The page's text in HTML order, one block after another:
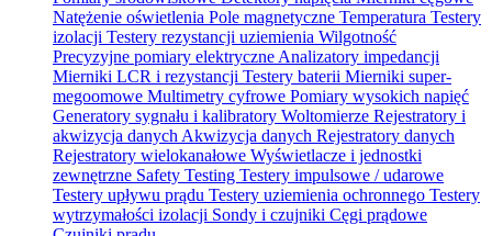
Natężenie oświetlenia Pole magnetyczne Temperatura Testery
izolacji Testery rezystancji uziemienia Wilgotność
Precyzyjne pomiary elektryczne Analizatory impedancji
Mierniki LCR i rezystancji Testery baterii Mierniki super-
megoomowe Multimetry cyfrowe Pomiary wysokich napięć
Generatory sygnału i kalibratory Woltomierze Rejestratory i
akwizycja danych Akwizycja danych Rejestratory danych
Rejestratory wielokanałowe Wyświetlacze i jednostki
zewnętrzne Safety Testing Testery impulsowe / udarowe
Testery upływu prądu Testery uziemienia ochronnego Testery
wytrzymałości izolacji Sondy i czujniki Cęgi prądowe